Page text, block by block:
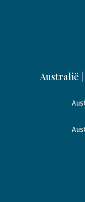
Australië